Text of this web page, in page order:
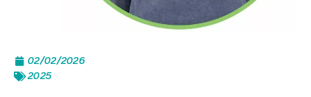
02/02/2026
2025